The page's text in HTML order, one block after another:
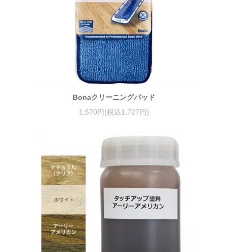
Bonaクリーニングパッド
1,570円(税込1,727円)